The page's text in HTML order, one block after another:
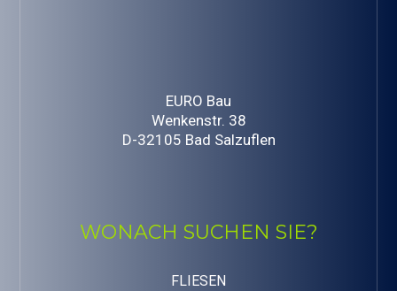
EURO Bau
Wenkenstr. 38
D-32105 Bad Salzuflen
WONACH SUCHEN SIE?
FLIESEN